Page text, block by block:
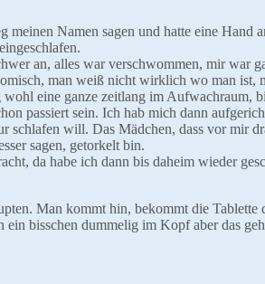
Namen sagen und hatte eine Hand
an, alles war verschwommen, mir war
man weiß nicht wirklich wo man ist,
eine ganze zeitlang im Aufwachraum,
passiert sein. Ich hab mich dann
schlafen will. Das Mädchen, dass vor mir
sagen, getorkelt bin.
da habe ich dann bis daheim wieder
Man kommt hin, bekommt die Tablette
bisschen dummelig im Kopf aber das